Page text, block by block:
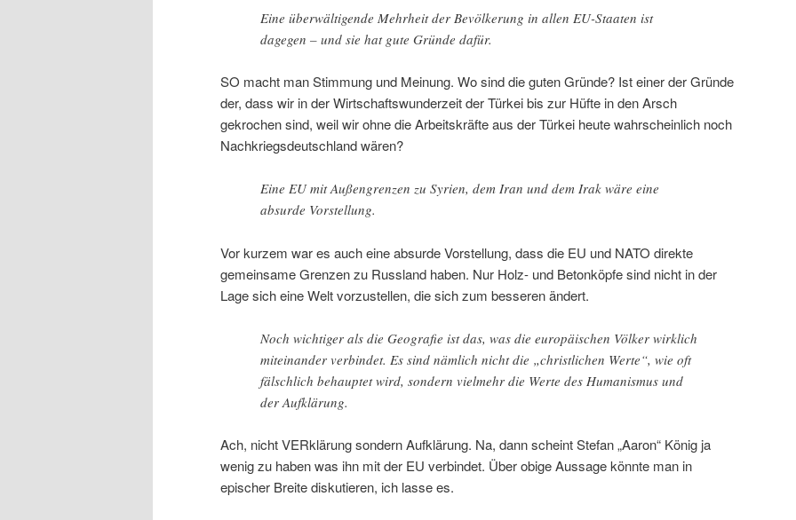
Eine überwältigende Mehrheit der Bevölkerung in allen EU-Staaten ist
dagegen – und sie hat gute Gründe dafür.
SO macht man Stimmung und Meinung. Wo sind die guten Gründe? Ist einer der Gründe
der, dass wir in der Wirtschaftswunderzeit der Türkei bis zur Hüfte in den Arsch
gekrochen sind, weil wir ohne die Arbeitskräfte aus der Türkei heute wahrscheinlich noch
Nachkriegsdeutschland wären?
Eine EU mit Außengrenzen zu Syrien, dem Iran und dem Irak wäre eine
absurde Vorstellung.
Vor kurzem war es auch eine absurde Vorstellung, dass die EU und NATO direkte
gemeinsame Grenzen zu Russland haben. Nur Holz- und Betonköpfe sind nicht in der
Lage sich eine Welt vorzustellen, die sich zum besseren ändert.
Noch wichtiger als die Geografie ist das, was die europäischen Völker wirklich
miteinander verbindet. Es sind nämlich nicht die „christlichen Werte“, wie oft
fälschlich behauptet wird, sondern vielmehr die Werte des Humanismus und
der Aufklärung.
Ach, nicht VERklärung sondern Aufklärung. Na, dann scheint Stefan „Aaron“ König ja
wenig zu haben was ihn mit der EU verbindet. Über obige Aussage könnte man in
epischer Breite diskutieren, ich lasse es.